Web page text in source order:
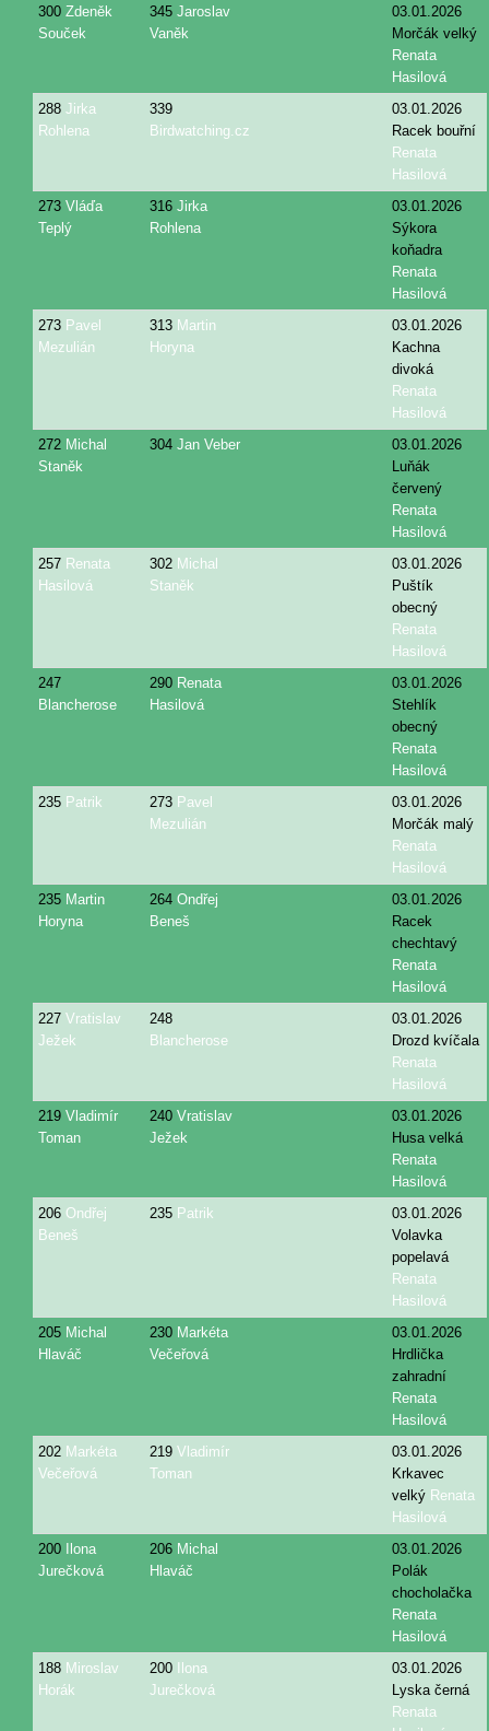
300 Zdeněk
Souček
345 Jaroslav
Vaněk
03.01.2026
Morčák velký
Renata
Hasilová
288 Jirka
Rohlena
339
Birdwatching.cz
03.01.2026
Racek bouřní
Renata
Hasilová
273 Vláďa
Teplý
316 Jirka
Rohlena
03.01.2026
Sýkora
koňadra
Renata
Hasilová
273 Pavel
Mezulián
313 Martin
Horyna
03.01.2026
Kachna
divoká
Renata
Hasilová
272 Michal
Staněk
304 Jan Veber
03.01.2026
Luňák
červený
Renata
Hasilová
257 Renata
Hasilová
302 Michal
Staněk
03.01.2026
Puštík
obecný
Renata
Hasilová
247
Blancherose
290 Renata
Hasilová
03.01.2026
Stehlík
obecný
Renata
Hasilová
235 Patrik 273 Pavel
Mezulián
03.01.2026
Morčák malý
Renata
Hasilová
235 Martin
Horyna
264 Ondřej
Beneš
03.01.2026
Racek
chechtavý
Renata
Hasilová
227 Vratislav
Ježek
248
Blancherose
03.01.2026
Drozd kvíčala
Renata
Hasilová
219 Vladimír
Toman
240 Vratislav
Ježek
03.01.2026
Husa velká
Renata
Hasilová
206 Ondřej
Beneš
235 Patrik
03.01.2026
Volavka
popelavá
Renata
Hasilová
205 Michal
Hlaváč
230 Markéta
Večeřová
03.01.2026
Hrdlička
zahradní
Renata
Hasilová
202 Markéta
Večeřová
219 Vladimír
Toman
03.01.2026
Krkavec
velký Renata
Hasilová
200
Ilona
Jurečková
206 Michal
Hlaváč
03.01.2026
Polák
chocholačka
Renata
Hasilová
188 Miroslav
Horák
200
Ilona
Jurečková
03.01.2026
Lyska černá
Renata